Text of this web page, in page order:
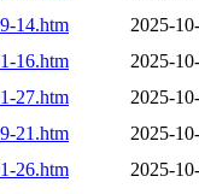
14.htm
2025-
16.htm
2025-
27.htm
2025-
21.htm
2025-
26.htm
2025-